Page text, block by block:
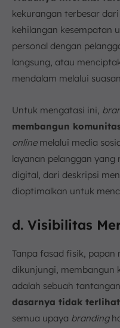
kekurangan terbesar
kehilangan kesempatan
personal dengan
langsung, atau
mendalam melalui
Untuk mengatasi ini,
membangun
onlinemelalui media
layanan pelanggan
digital, dari deskripsi
dioptimalkan untuk
d. Visibilitas
Tanpa fasad fisik,
dikunjungi, membangun
adalah sebuah
dasarnya tidak
semua upaya branding